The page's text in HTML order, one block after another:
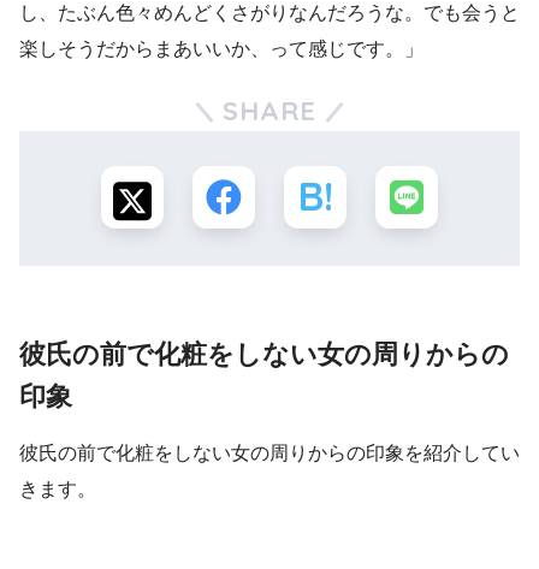
し、たぶん色々めんどくさがりなんだろうな。でも会うと
楽しそうだからまあいいか、って感じです。」
SHARE
彼氏の前で化粧をしない女の周りからの
印象
彼氏の前で化粧をしない女の周りからの印象を紹介してい
きます。